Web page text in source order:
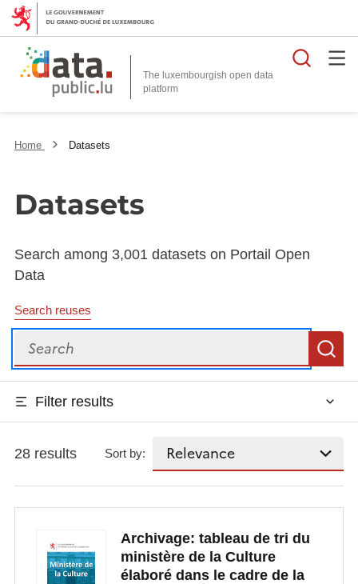
The luxembourgish open data
platform
Home Datasets
Datasets
Search among 3,001 datasets on Portail Open
Data
Search reuses
Search
Filter results
28 results Sort by:
Archivage: tableau de tri du
ministère de la Culture
élaboré dans le cadre de la